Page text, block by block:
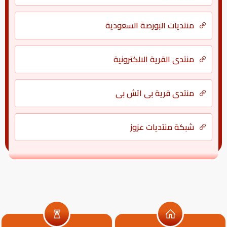
منتديات البورصة السعودية
منتدي القرية الالكترونية
منتدى قرية بي اتش بي
شبكة منتديات عزوز